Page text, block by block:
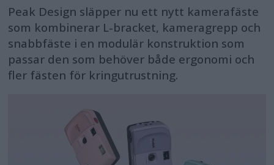
Peak Design släpper nu ett nytt kamerafäste
som kombinerar L-bracket, kameragrepp och
snabbfäste i en modulär konstruktion som
passar den som behöver både ergonomi och
fler fästen för kringutrustning.